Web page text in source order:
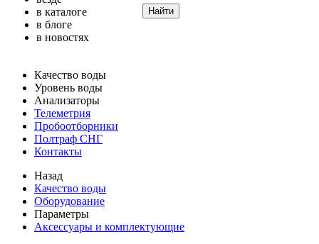
в каталоге
в блоге
в новостях
Найти
Качество воды
Уровень воды
Анализаторы
Телеметрия
Пробоотборники
Полтраф СНГ
Контакты
Назад
Качество воды
Оборудование
Параметры
Аксессуары и комплектующие